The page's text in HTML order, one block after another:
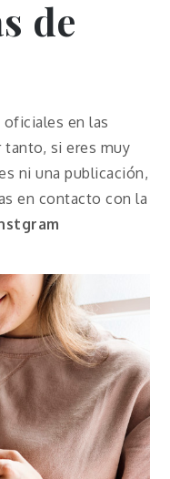
de
en las
tanto, si eres muy
ni una publicación,
en contacto con la